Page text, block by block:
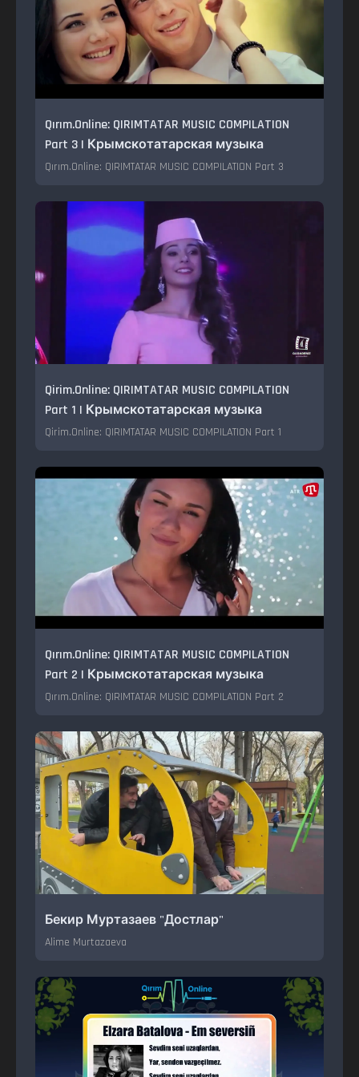
Qırım.Online: QIRIMTATAR MUSIC COMPILATION
Part 3 | Крымскотатарская музыка
Qırım.Online: QIRIMTATAR MUSIC COMPILATION Part 3
Qirim.Online: QIRIMTATAR MUSIC COMPILATION
Part 1 | Крымскотатарская музыка
Qirim.Online: QIRIMTATAR MUSIC COMPILATION Part 1
Qırım.Online: QIRIMTATAR MUSIC COMPILATION
Part 2 | Крымскотатарская музыка
Qırım.Online: QIRIMTATAR MUSIC COMPILATION Part 2
Бекир Муртазаев "Достлар"
Alime Murtazaeva